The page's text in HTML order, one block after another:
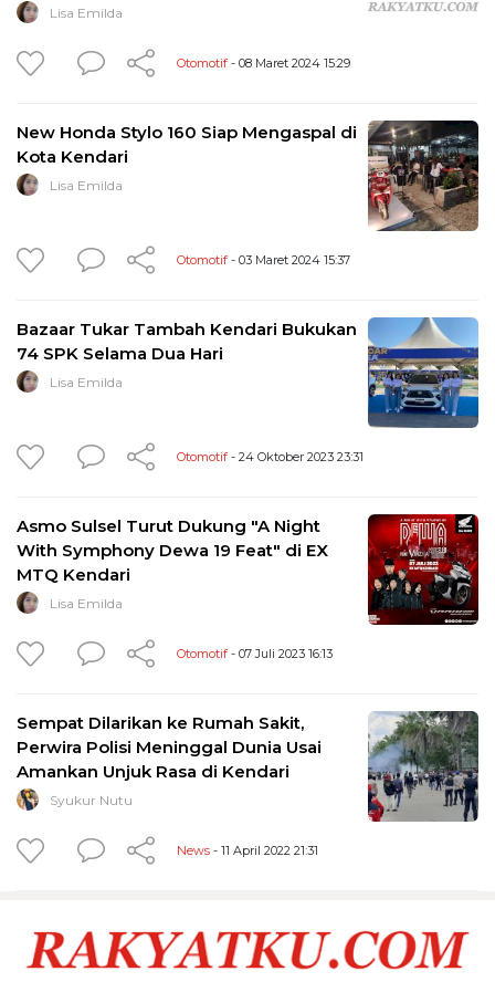
Lisa Emilda
Otomotif - 08 Maret 2024 15:29
New Honda Stylo 160 Siap Mengaspal di
Kota Kendari
Lisa Emilda
Otomotif - 03 Maret 2024 15:37
Bazaar Tukar Tambah Kendari Bukukan
74 SPK Selama Dua Hari
Lisa Emilda
Otomotif - 24 Oktober 2023 23:31
Asmo Sulsel Turut Dukung "A Night
With Symphony Dewa 19 Feat" di EX
MTQ Kendari
Lisa Emilda
Otomotif - 07 Juli 2023 16:13
Sempat Dilarikan ke Rumah Sakit,
Perwira Polisi Meninggal Dunia Usai
Amankan Unjuk Rasa di Kendari
Syukur Nutu
News - 11 April 2022 21:31